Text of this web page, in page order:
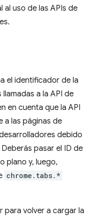
uso de las APIs de
el identificador de la
a la API de
en cuenta que la API
a las páginas de
debido
pasar el ID de
plano y, luego,
chrome.tabs.*
para volver a cargar la